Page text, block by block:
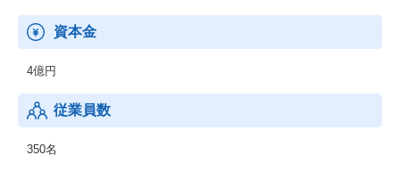
資本金
4億円
従業員数
350名